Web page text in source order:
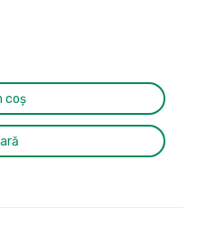
x 1578 mm
coș